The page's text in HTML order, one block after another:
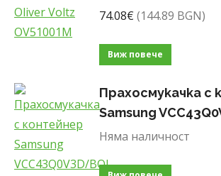
74.08€ (144.89 BGN)
Виж повече
Прахосмукачка с
Samsung
Няма наличност